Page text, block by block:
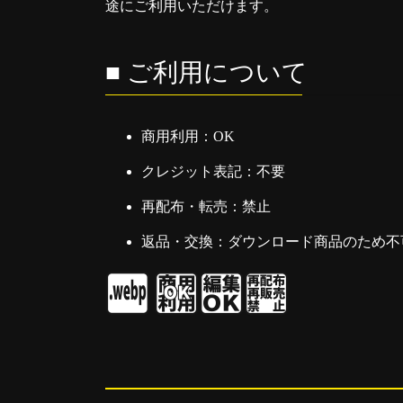
途にご利用いただけます。
■ ご利用について
商用利用：OK
クレジット表記：不要
再配布・転売：禁止
返品・交換：ダウンロード商品のため不